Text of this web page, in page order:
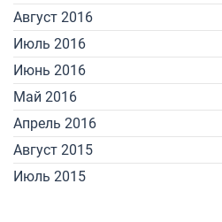
Август 2016
Июль 2016
Июнь 2016
Май 2016
Апрель 2016
Август 2015
Июль 2015